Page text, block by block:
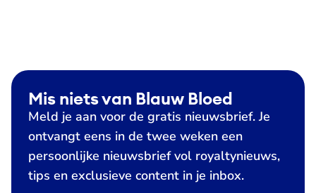
Mis niets van Blauw Bloed
Meld je aan voor de gratis nieuwsbrief. Je
ontvangt eens in de twee weken een
persoonlijke nieuwsbrief vol royaltynieuws,
tips en exclusieve content in je inbox.